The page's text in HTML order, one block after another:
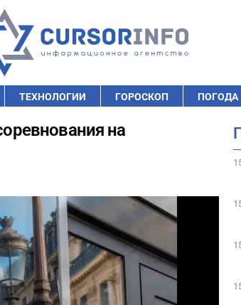
ТЕХНОЛОГИИ ГОРОСКОП ПОГОДА
на